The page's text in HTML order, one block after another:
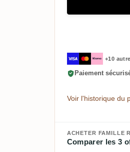
+10
Paiement
Voir l'historique du
ACHETER FAMILLE
Comparer les 3